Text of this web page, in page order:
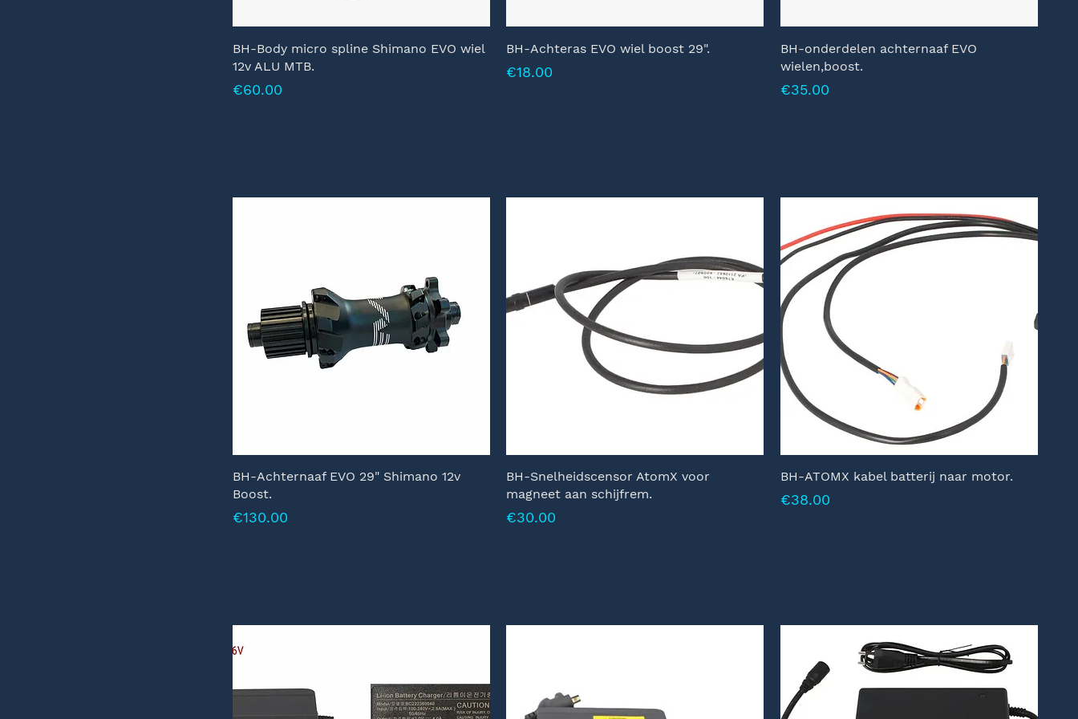
BH-Body micro spline Shimano EVO wiel
12v ALU MTB.
Prijs
€60.00
BH-Achteras EVO wiel boost 29".
Prijs
€18.00
BH-onderdelen achternaaf EVO
wielen,boost.
Prijs
€35.00
BH-Achternaaf EVO 29" Shimano 12v
Boost.
Prijs
€130.00
BH-Snelheidscensor AtomX voor
magneet aan schijfrem.
Prijs
€30.00
BH-ATOMX kabel batterij naar motor.
Prijs
€38.00